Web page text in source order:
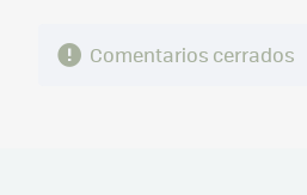
Comentarios cerrados